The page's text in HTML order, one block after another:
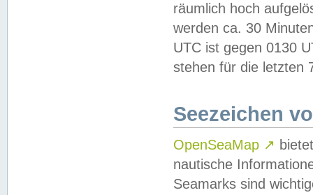
räumlich hoch
werden ca. 30
UTC ist gegen 0130
stehen für die letzten
Seezeichen
OpenSeaMap ↗
nautische
Seamarks sind